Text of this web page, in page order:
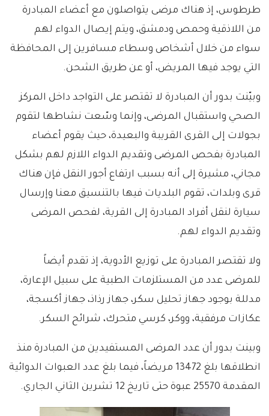
طرطوس، إذ هناك مرضى يتواصلون مع أعضاء المبادرة
من اللاذقية وحمص ودمشق، ويتم إيصال الدواء لهم
سواء من خلال أشخاص وسطاء مسافرين إلى المحافظة
التي يوجد فيها المريض، أو عن طريق الشحن.
وبيّنت بدور أن المبادرة لا تقتصر على التواجد داخل المركز
الصحي واستقبال المرضى، وإنما وسّعت نشاطها لتقوم
بجولات إلى القرى القريبة والبعيدة، حيث يقوم أعضاء
المبادرة بفحص المرضى وتقديم الدواء اللازم لهم بشكل
مجاني، مشيرة إلى أنه بسبب ارتفاع أجور النقل فإن هناك
قرى وبلدات، تقوم البلديات فيها بالتنسيق معنا وإرسال
سيارة لنقل أفراد المبادرة إلى القرية، لفحص المرضى
وتقديم الدواء لهم.
ولا تقتصر المبادرة على توزيع الأدوية، إذ تقدم أيضاً
للمرضى عدد من المستلزمات الطبية على سبيل الإعارة،
مدللة بوجود جهاز تحليل سكر، جهاز رذاذ، جهاز أكسجة،
عكازات مرفقية، ووكر، كرسي متحرك، شرائح السكر.
وبينت بدور أن عدد المرضى المستفيدين من المبادرة منذ
انطلاقها بلغ 13472 مريضاً، فيما بلغ عدد العبوات الدوائية
المقدمة 25570 عبوة حتى تاريخ 12 تشرين الثاني الجاري.